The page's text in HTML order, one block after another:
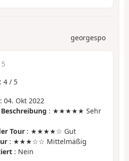
georgespo
: 4 / 5
: 04. Okt 2022
: ★★★★★ Sehr
Tour : ★★★★☆ Gut
: ★★★☆☆ Mittelmäßig
: Nein